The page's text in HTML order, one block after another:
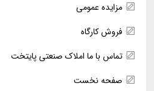
مزایده عمومی
فروش کارگاه
تماس با ما املاک صنعتی پایتخت
صفحه نخست